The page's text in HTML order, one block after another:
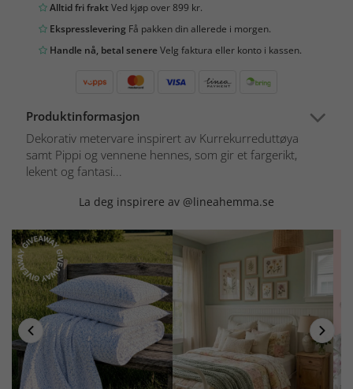
Alltid fri fraktVed kjøp over 899 kr.
Ekspresslevering Få pakken din allerede i morgen.
Handle nå, betal senereVelg faktura eller konto i kassen.
Produktinformasjon
Dekorativ metervare inspirert av Kurrekurreduttøya
samt Pippi og vennene hennes, som gir et fargerikt,
lekent og fantasi...
La deg inspirere av @lineahemma.se